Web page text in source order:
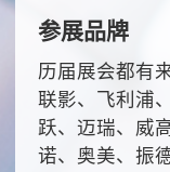
参展品牌
历届展会都有
联影、飞利浦
跃、迈瑞、威
诺、奥美、振